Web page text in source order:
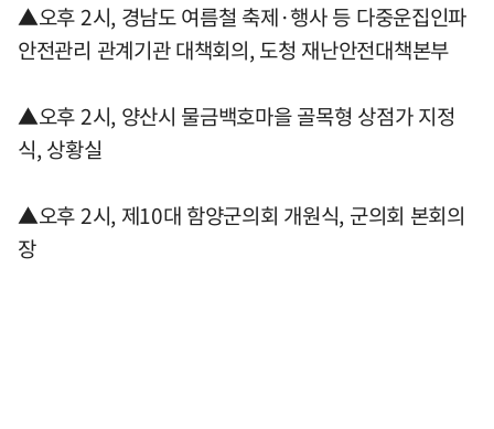
▲오후 2시, 경남도 여름철 축제·행사 등 다중운집인파
안전관리 관계기관 대책회의, 도청 재난안전대책본부
▲오후 2시, 양산시 물금백호마을 골목형 상점가 지정
식, 상황실
▲오후 2시, 제10대 함양군의회 개원식, 군의회 본회의
장